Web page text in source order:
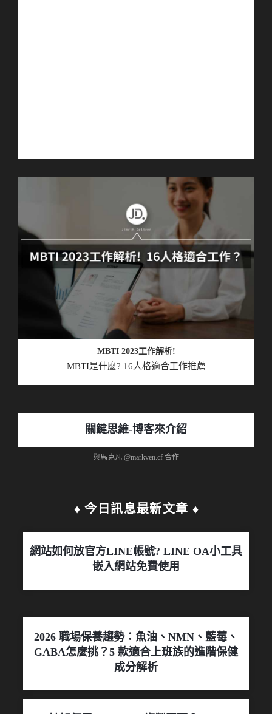
MBTI 2023工作解析!
MBTI是什麼? 16人格適合工作推薦
關鍵思維-博客來介紹
與馬克凡 @markven.cf 合作
♦︎ 今日訊息最新文章 ♦︎
網站如何放官方LINE帳號? LINE OA小工具
嵌入網站免費使用
2026 職場保養趨勢：魚油、NMN、藍莓、
GABA怎麼挑？5 款適合上班族的進階保健
成分解析